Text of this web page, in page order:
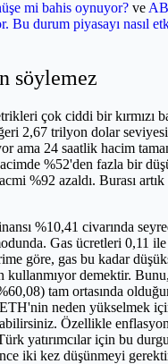
mi bahis oynuyor? ve
Bu durum piyasayı nasıl
söylemez
çok ciddi bir kırmızı
2,67 trilyon dolar
ama 24 saatlik hacim
%52'den fazla bir
%92 azaldı. Burası
%10,41 civarında
Gas ücretleri 0,11
göre, gas bu kadar
kullanmıyor demektir.
tam ortasında
neden yükselmek
Özellikle
yatırımcılar için bu
iki kez düşünmeyi